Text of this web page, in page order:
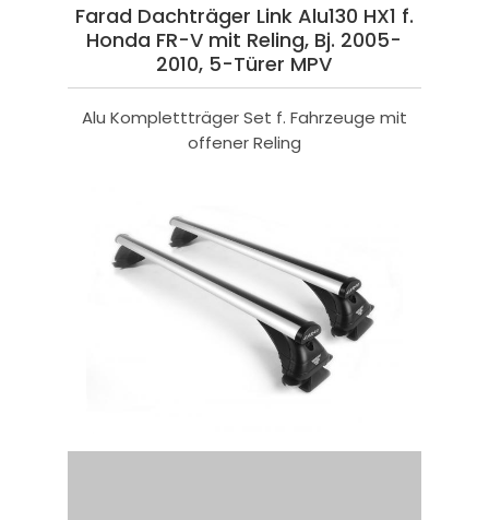
Farad Dachträger Link Alu130 HX1 f.
Honda FR-V mit Reling, Bj. 2005-
2010, 5-Türer MPV
Alu Komplettträger Set f. Fahrzeuge mit
offener Reling